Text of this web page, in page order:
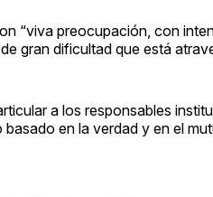
“viva preocupación, con
gran dificultad que está
a los responsables
en la verdad y en el